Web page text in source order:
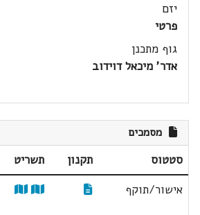
יזם
פרטי
גוף מתכנן
אדר' מיכאל דוידוב
מסמכים
סטטוס תקנון תשריט
אישור/תוקף